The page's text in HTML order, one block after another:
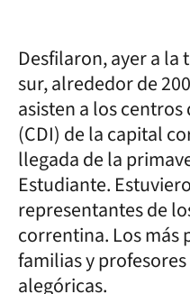
Desfilaron, ayer a la
sur, alrededor de
asisten a los
(CDI) de la capital
llegada de la
Estudiante.
representantes de
correntina. Los más
familias y
alegóricas.